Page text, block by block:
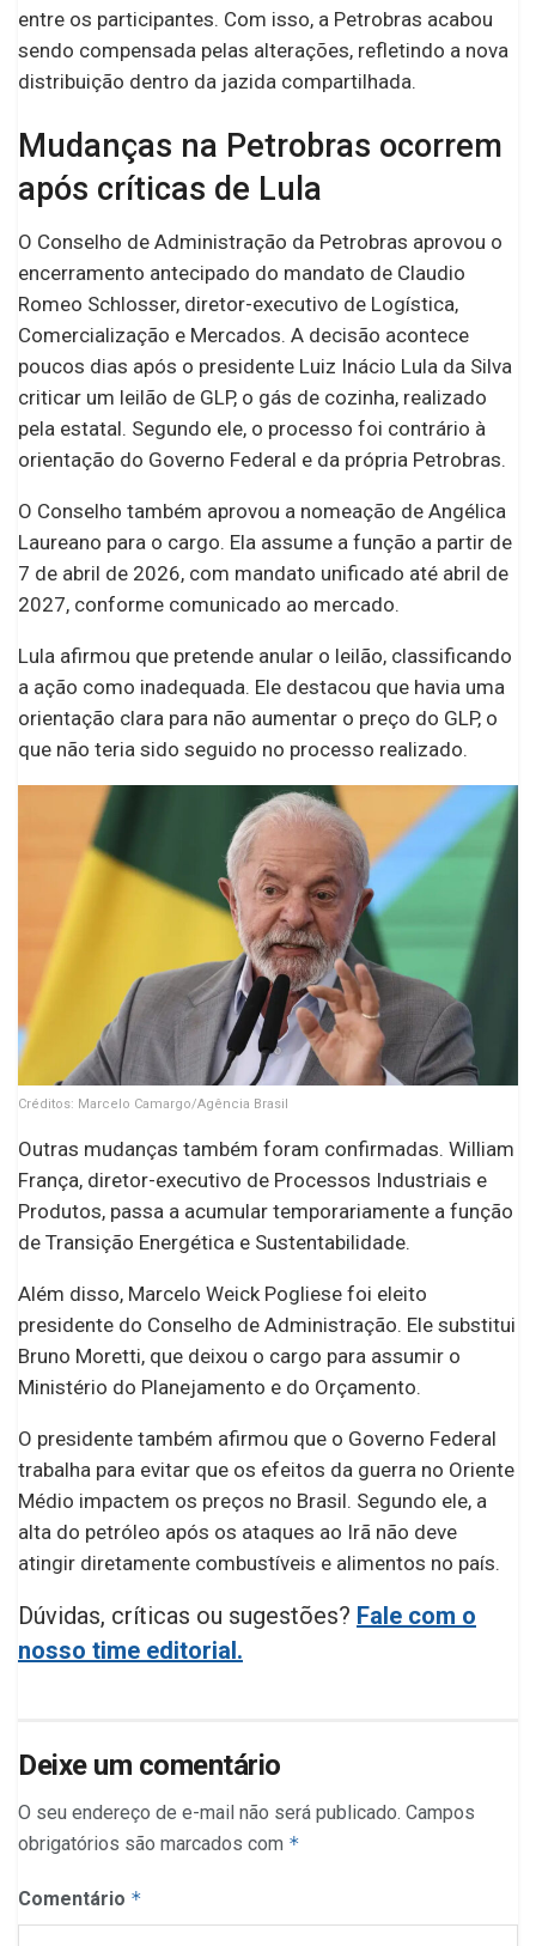
entre os participantes. Com isso, a Petrobras acabou
sendo compensada pelas alterações, refletindo a nova
distribuição dentro da jazida compartilhada.
Mudanças na Petrobras ocorrem
após críticas de Lula
O Conselho de Administração da Petrobras aprovou o
encerramento antecipado do mandato de Claudio
Romeo Schlosser, diretor-executivo de Logística,
Comercialização e Mercados. A decisão acontece
poucos dias após o presidente Luiz Inácio Lula da Silva
criticar um leilão de GLP, o gás de cozinha, realizado
pela estatal. Segundo ele, o processo foi contrário à
orientação do Governo Federal e da própria Petrobras.
O Conselho também aprovou a nomeação de Angélica
Laureano para o cargo. Ela assume a função a partir de
7 de abril de 2026, com mandato unificado até abril de
2027, conforme comunicado ao mercado.
Lula afirmou que pretende anular o leilão, classificando
a ação como inadequada. Ele destacou que havia uma
orientação clara para não aumentar o preço do GLP, o
que não teria sido seguido no processo realizado.
Créditos: Marcelo Camargo/Agência Brasil
Outras mudanças também foram confirmadas. William
França, diretor-executivo de Processos Industriais e
Produtos, passa a acumular temporariamente a função
de Transição Energética e Sustentabilidade.
Além disso, Marcelo Weick Pogliese foi eleito
presidente do Conselho de Administração. Ele substitui
Bruno Moretti, que deixou o cargo para assumir o
Ministério do Planejamento e do Orçamento.
O presidente também afirmou que o Governo Federal
trabalha para evitar que os efeitos da guerra no Oriente
Médio impactem os preços no Brasil. Segundo ele, a
alta do petróleo após os ataques ao Irã não deve
atingir diretamente combustíveis e alimentos no país.
Dúvidas, críticas ou sugestões? Fale com o
nosso time editorial.
Deixe um comentário
O seu endereço de e-mail não será publicado. Campos
obrigatórios são marcados com *
Comentário *